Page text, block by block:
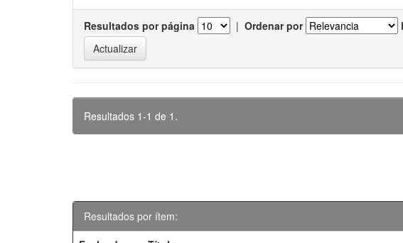
Resultados por página | Ordenar por
Resultados 1-1 de 1.
Resultados por ítem: